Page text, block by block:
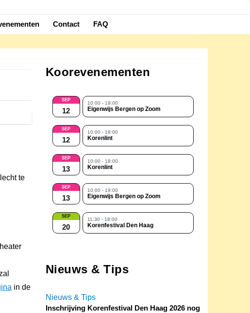
Contact FAQ
te
in de
Koorevenementen
SEP
12
10:00 - 19:00
Eigenwijs Bergen op Zoom
SEP
12
10:00 - 18:00
Korenlint
SEP
13
10:00 - 18:00
Korenlint
SEP
13
10:00 - 19:00
Eigenwijs Bergen op Zoom
SEP
20
11:30 - 18:00
Korenfestival Den Haag
Nieuws & Tips
Nieuws & Tips
Inschrijving Korenfestival Den Haag 2026 nog